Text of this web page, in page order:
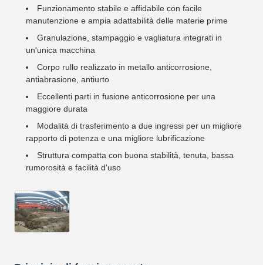
Funzionamento stabile e affidabile con facile
manutenzione e ampia adattabilità delle materie prime
Granulazione, stampaggio e vagliatura integrati in
un'unica macchina
Corpo rullo realizzato in metallo anticorrosione,
antiabrasione, antiurto
Eccellenti parti in fusione anticorrosione per una
maggiore durata
Modalità di trasferimento a due ingressi per un migliore
rapporto di potenza e una migliore lubrificazione
Struttura compatta con buona stabilità, tenuta, bassa
rumorosità e facilità d'uso